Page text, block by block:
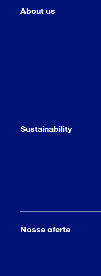
About us
Sustainability
Nossa oferta